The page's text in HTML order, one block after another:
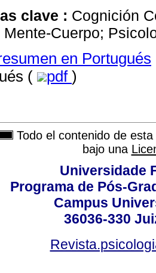
clave : Cognición
Mente-Cuerpo;
en Portugués
(
pdf )
Todo el contenido de
bajo una
Universidade
Programa de Pós-
Campus
36036-330